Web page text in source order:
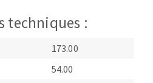
techniques :
173.00
54.00